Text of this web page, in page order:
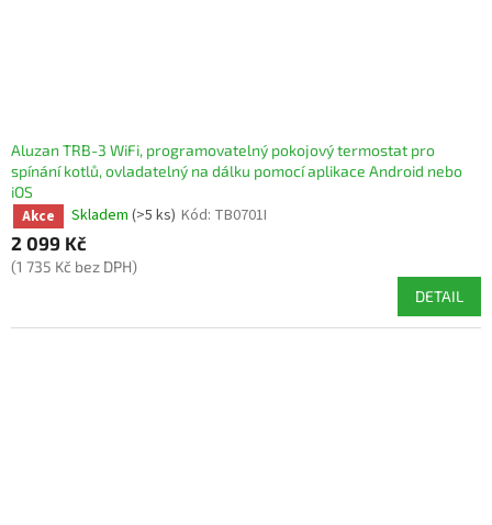
Aluzan TRB-3 WiFi, programovatelný pokojový termostat pro
spínání kotlů, ovladatelný na dálku pomocí aplikace Android nebo
iOS
Akce Skladem (>5 ks) Kód: TB0701I
2 099 Kč
(1 735 Kč bez DPH)
DETAIL